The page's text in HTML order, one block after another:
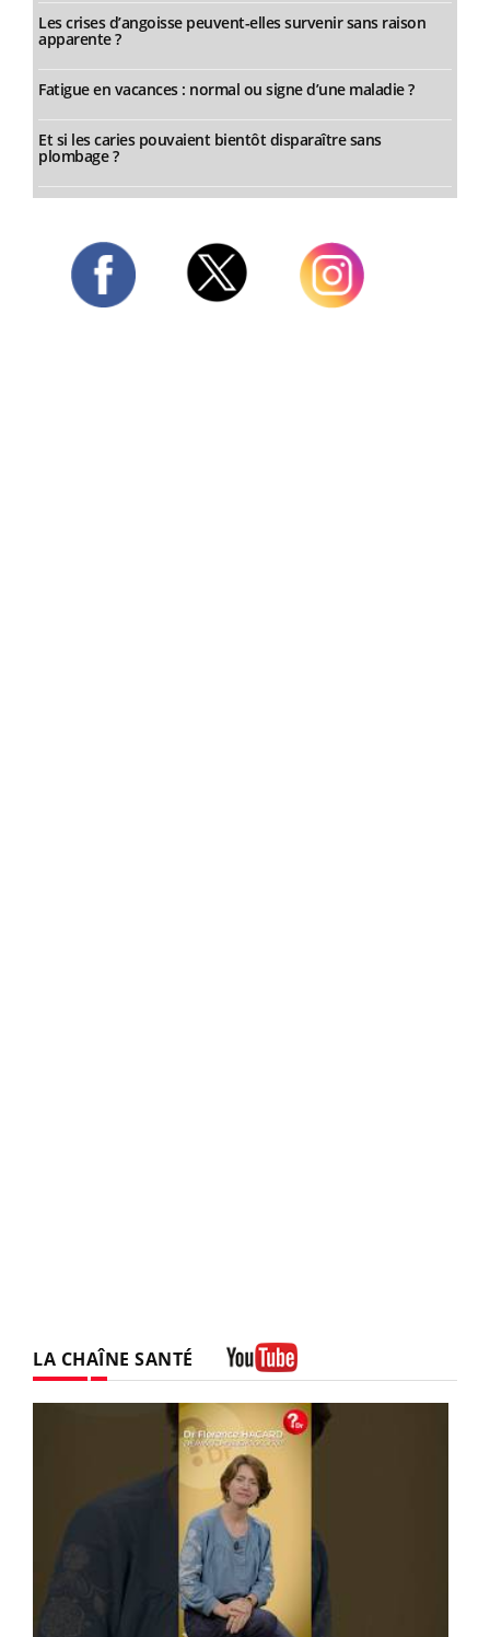
Les crises d’angoisse peuvent-elles survenir sans raison
apparente ?
Fatigue en vacances : normal ou signe d’une maladie ?
Et si les caries pouvaient bientôt disparaître sans
plombage ?
LA CHAÎNE SANTÉ